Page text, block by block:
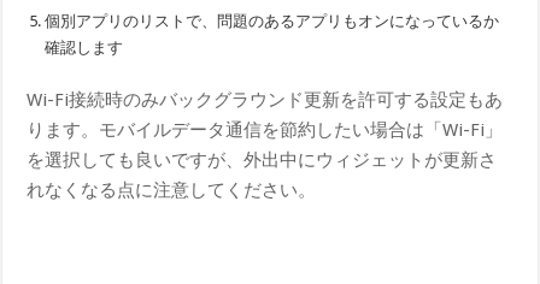
個別アプリのリストで、問題のあるアプリもオンになっているか
確認します
Wi-Fi接続時のみバックグラウンド更新を許可する設定もあ
ります。モバイルデータ通信を節約したい場合は「Wi-Fi」
を選択しても良いですが、外出中にウィジェットが更新さ
れなくなる点に注意してください。